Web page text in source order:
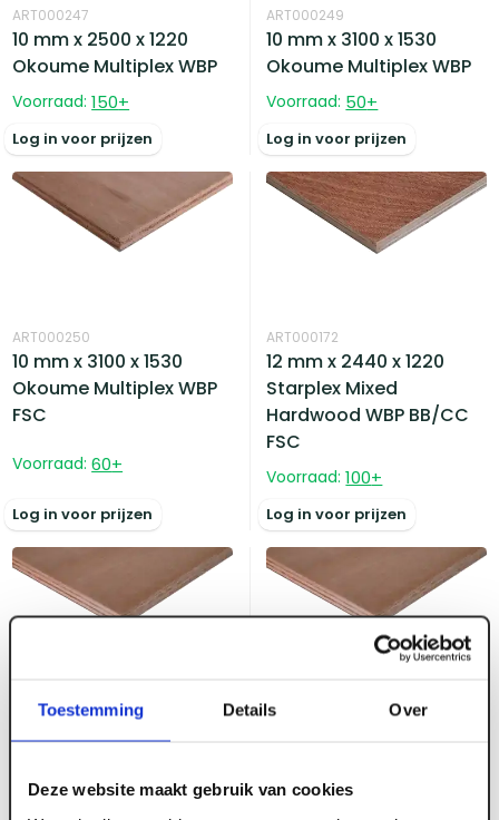
Toestemming Details Over
Deze website maakt gebruik van cookies
ART000247
10 mm x 2500 x 1220
Okoume Multiplex WBP
Voorraad: 150+
Log in voor prijzen
ART000249
10 mm x 3100 x 1530
Okoume Multiplex WBP
Voorraad: 50+
Log in voor prijzen
ART000250
10 mm x 3100 x 1530
Okoume Multiplex WBP
FSC
Voorraad: 60+
Log in voor prijzen
ART000172
12 mm x 2440 x 1220
Starplex Mixed
Hardwood WBP BB/CC
FSC
Voorraad: 100+
Log in voor prijzen
ART000251
12 mm x 2500 x 1220
ART000252
FSC